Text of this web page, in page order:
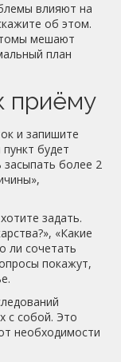
влияют на
об этом.
мешают
план
приёму
и запишите
будет
более 2
задать.
«Какие
ли сочетать
покажут,
с собой. Это
необходимости